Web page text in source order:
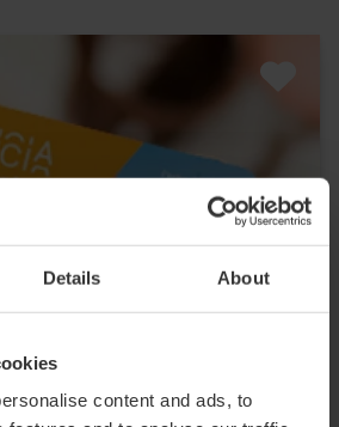
Details About
content and ads, to